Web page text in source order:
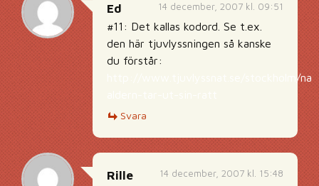
14 december, 2007 kl. 09:51
Ed
#11: Det kallas kodord. Se t.ex.
den här tjuvlyssningen så kanske
du förstår:
http://www.tjuvlyssnat.se/stockholm/
Svara
14 december, 2007 kl. 15:48
Rille